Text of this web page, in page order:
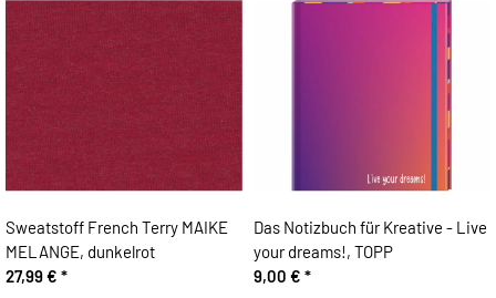
Sweatstoff French Terry MAIKE
MELANGE, dunkelrot
27,99 € *
Das Notizbuch für Kreative - Live
your dreams!, TOPP
9,00 € *